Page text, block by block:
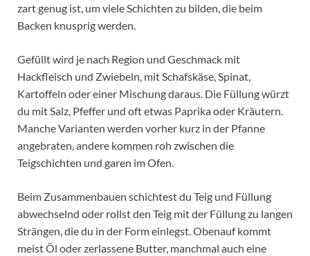
zart genug ist, um viele Schichten zu bilden, die beim
Backen knusprig werden.
Gefüllt wird je nach Region und Geschmack mit
Hackfleisch und Zwiebeln, mit Schafskäse, Spinat,
Kartoffeln oder einer Mischung daraus. Die Füllung würzt
du mit Salz, Pfeffer und oft etwas Paprika oder Kräutern.
Manche Varianten werden vorher kurz in der Pfanne
angebraten, andere kommen roh zwischen die
Teigschichten und garen im Ofen.
Beim Zusammenbauen schichtest du Teig und Füllung
abwechselnd oder rollst den Teig mit der Füllung zu langen
Strängen, die du in der Form einlegst. Obenauf kommt
meist Öl oder zerlassene Butter, manchmal auch eine